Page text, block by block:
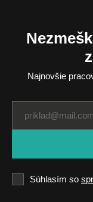
Najnovšie
Súhlasím so